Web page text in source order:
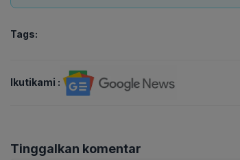
Tags:
Ikutikami :
Tinggalkan komentar